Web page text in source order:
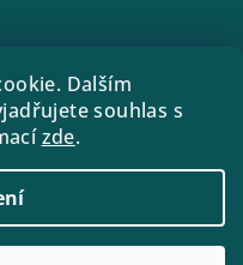
Dalším
souhlas s
zde.
práva vyhrazena.